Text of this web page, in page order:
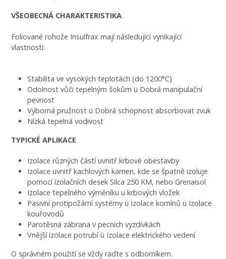
VŠEOBECNÁ CHARAKTERISTIKA
Foliované rohože Insulfrax mají následující vynikající
vlastnosti:
Stabilita ve vysokých teplotách (do 1200°C)
Odolnost vůči tepelným šokům ü Dobrá manipulační
pevnost
Výborná pružnost ü Dobrá schopnost absorbovat zvuk
Nízká tepelná vodivost
TYPICKÉ APLIKACE
Izolace různých částí uvnitř krbové obestavby
Izolace uvnitř kachlových kamen, kde se špatně izoluje
pomocí izolačních desek Silca 250 KM, nebo Grenaisol
Izolace tepelného výměníku u krbových vložek
Pasivní protipožární systémy ü Izolace komínů ü Izolace
kouřovodů
Parotěsná zábrana v pecních vyzdívkách
Vnější izolace potrubí ü Izolace elektrického vedení
O správném použití se vždy raďte s odborníkem.